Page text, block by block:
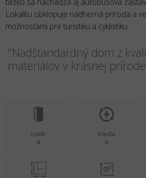
Lokalitu obklopuje nádherná príroda a
možnosťami pre turistiku a cyklistiku.
"Nadštandardný dom z
materiálov v krásnej
izieb
4
trieda
A